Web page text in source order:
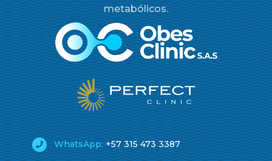
metabólicos.
WhatsApp: +57 315 473 3387